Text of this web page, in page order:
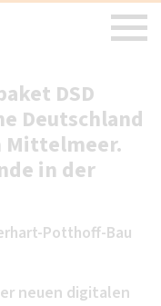
DSD
Deutschland
Mittelmeer.
in der
Potthoff-Bau
neuen digitalen